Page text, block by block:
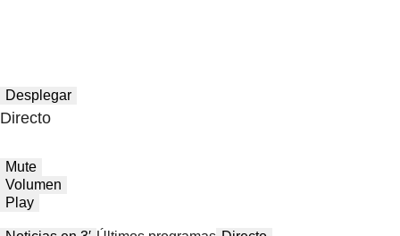
Desplegar
Directo
Mute
Volumen
Play